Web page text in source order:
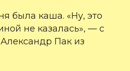
была каша. «Ну, это
не казалась», — с
Пак из